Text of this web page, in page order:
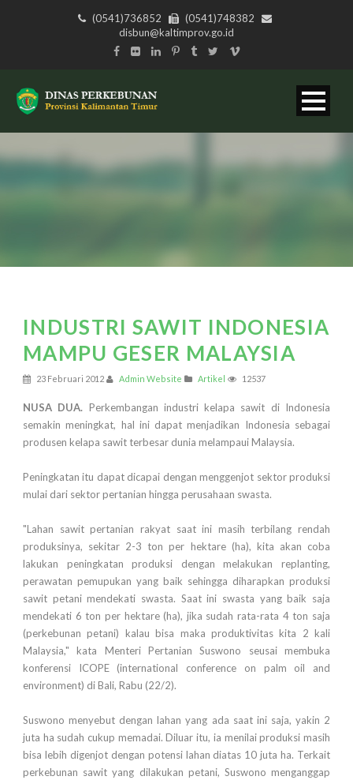
(0541)736852
(0541)748382
disbun@kaltimprov.go.id
INDUSTRI SAWIT INDONESIA
MAMPU GESER MALAYSIA
23 Februari 2012 Admin Website Artikel 12537
NUSA DUA. Perkembangan industri kelapa sawit di Indonesia
semakin meningkat, hal ini dapat menjadikan Indonesia sebagai
produsen kelapa sawit terbesar dunia melampaui Malaysia.
Peningkatan itu dapat dicapai dengan menggenjot sektor produksi
mulai dari sektor pertanian hingga perusahaan swasta.
"Lahan sawit pertanian rakyat saat ini masih terbilang rendah
produksinya, sekitar 2-3 ton per hektare (ha), kita akan coba
lakukan peningkatan produksi dengan melakukan replanting,
perawatan pemupukan yang baik sehingga diharapkan produksi
sawit petani mendekati swasta. Saat ini swasta yang baik saja
mendekati 6 ton per hektare (ha), jika sudah rata-rata 4 ton saja
(perkebunan petani) kalau bisa maka produktivitas kita 2 kali
Malaysia," kata Menteri Pertanian Suswono seusai membuka
konferensi ICOPE (international conference on palm oil and
environment) di Bali, Rabu (22/2).
Suswono menyebut dengan lahan yang ada saat ini saja, yakin 2
juta ha sudah cukup memadai. Diluar itu, ia menilai produksi masih
bisa lebih digenjot dengan potensi lahan diatas 10 juta ha. Terkait
perkebunan sawit yang dilakukan petani, Suswono menganggap